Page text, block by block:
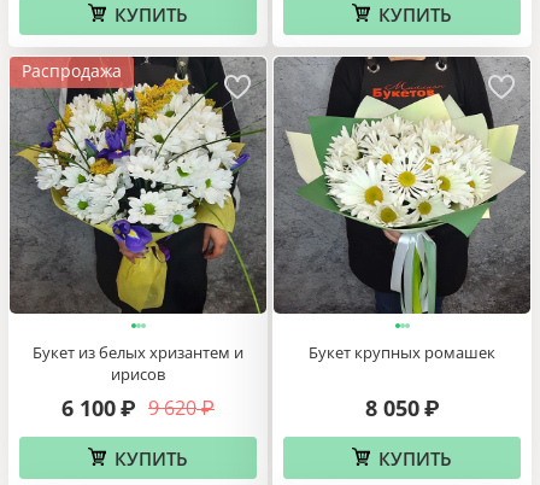
КУПИТЬ КУПИТЬ
Распродажа
Букет из белых хризантем и
ирисов
9 620 ₽
6 100₽
КУПИТЬ
Букет крупных ромашек
8 050 ₽
КУПИТЬ